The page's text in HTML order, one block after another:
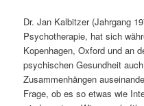
r
i
n
s
p
r
Dr. Jan Kalbitzer (Jahrgang
Psychotherapie, hat sich
Kopenhagen, Oxford und an
psychischen Gesundheit
Zusammenhängen
Frage, ob es so etwas wie